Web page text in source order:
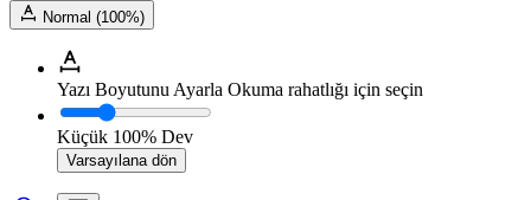
Normal (100%)
Yazı Boyutunu Ayarla Okuma rahatlığı için seçin
Küçük 100% Dev
Varsayılana dön